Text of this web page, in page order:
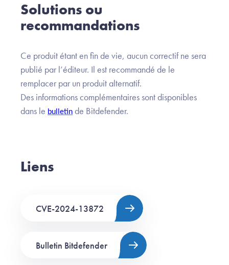
Solutions ou
recommandations
Ce produit étant en fin de vie, aucun correctif ne sera
publié par l’éditeur. Il est recommandé de le
remplacer par un produit alternatif.
Des informations complémentaires sont disponibles
dans le bulletin de Bitdefender.
Liens
CVE-2024-13872
Bulletin Bitdefender